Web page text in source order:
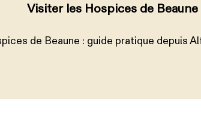
Visiter les Hospices de Beaune
de Beaune : guide pratique depuis